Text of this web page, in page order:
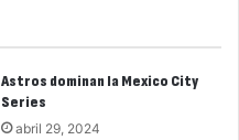
Astros dominan la Mexico City
Series
abril 29, 2024